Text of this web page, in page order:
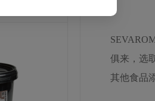
俱来，选
其他食品